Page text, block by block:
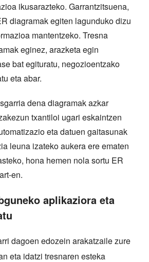
ikusarazteko. Garrantzitsuena,
diagramak egiten lagunduko dizu
mantentzeko. Tresna
eginez, arazketa egin
bat egituratu, negozioentzako
eta abar.
dena diagramak azkar
txantiloi ugari eskaintzen
eta datuen gaitasunak
leuna izateko aukera ere ematen
hona hemen nola sortu ER
en.
aplikaziora eta
dagoen edozein arakatzaile zure
eta idatzi tresnaren esteka